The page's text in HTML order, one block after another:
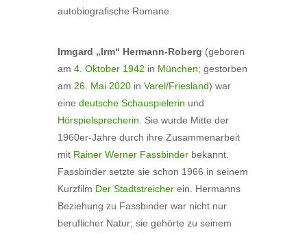
autobiografische Romane.
Irmgard „Irm“ Hermann-Roberg (geboren
am 4. Oktober 1942 in München; gestorben
am 26. Mai 2020 in Varel/Friesland) war
eine deutsche Schauspielerin und
Hörspielsprecherin . Sie wurde Mitte der
1960er-Jahre durch ihre Zusammenarbeit
mit Rainer Werner Fassbinder bekannt.
Fassbinder setzte sie schon 1966 in seinem
Kurzfilm Der Stadtstreicher ein. Hermanns
Beziehung zu Fassbinder war nicht nur
beruflicher Natur; sie gehörte zu seinem